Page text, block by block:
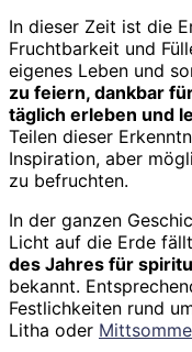
In dieser Zeit ist die
Fruchtbarkeit und
eigenes Leben und
zu feiern, dankbar
täglich erleben und
Teilen dieser
Inspiration, aber
zu befruchten.
In der ganzen
Licht auf die Erde
des Jahres für
bekannt.
Festlichkeiten rund
Litha oder